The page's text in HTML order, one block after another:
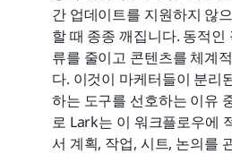
간 업데이트를 지원하지 않
할 때 종종 깨집니다. 동적
류를 줄이고 콘텐츠를 체계
다. 이것이 마케터들이 분리
하는 도구를 선호하는 이유
로 Lark는 이 워크플로우에
서 계획, 작업, 시트, 논의를